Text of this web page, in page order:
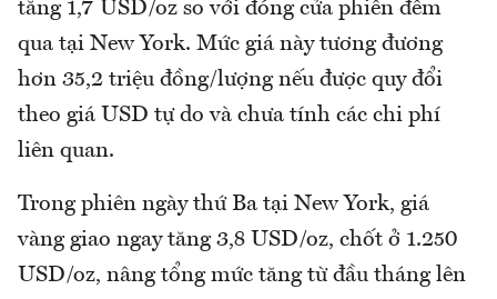
tăng 1,7 USD/oz so với đóng cửa phiên đêm
qua tại New York. Mức giá này tương đương
hơn 35,2 triệu đồng/lượng nếu được quy đổi
theo giá USD tự do và chưa tính các chi phí
liên quan.
Trong phiên ngày thứ Ba tại New York, giá
vàng giao ngay tăng 3,8 USD/oz, chốt ở 1.250
USD/oz, nâng tổng mức tăng từ đầu tháng lên